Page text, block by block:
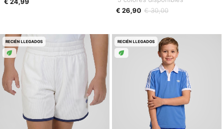
€ 26,90 € 30,00
RECIÉN LLEGADOS RECIÉN LLEGADOS